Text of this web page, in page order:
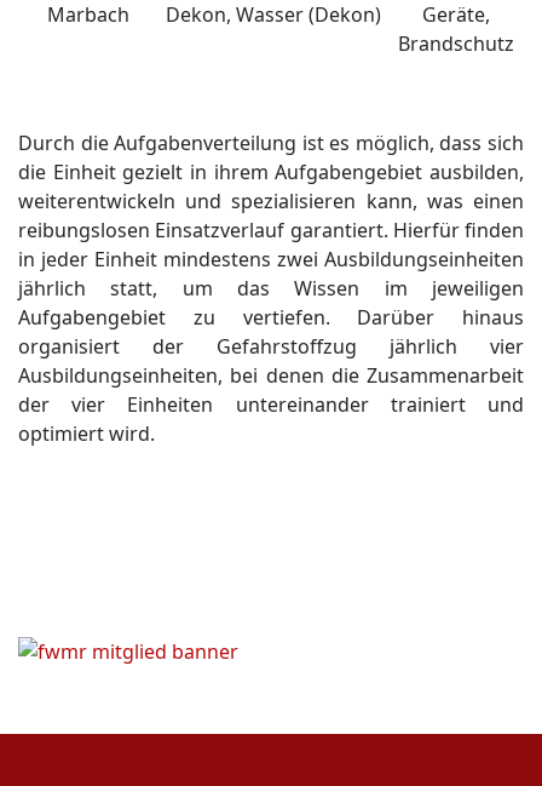
Marbach
Dekon, Wasser (Dekon)
Geräte,
Brandschutz
Durch die Aufgabenverteilung ist es möglich, dass sich
die Einheit gezielt in ihrem Aufgabengebiet ausbilden,
weiterentwickeln und spezialisieren kann, was einen
reibungslosen Einsatzverlauf garantiert. Hierfür finden
in jeder Einheit mindestens zwei Ausbildungseinheiten
jährlich statt, um das Wissen im jeweiligen
Aufgabengebiet zu vertiefen. Darüber hinaus
organisiert der Gefahrstoffzug jährlich vier
Ausbildungseinheiten, bei denen die Zusammenarbeit
der vier Einheiten untereinander trainiert und
optimiert wird.